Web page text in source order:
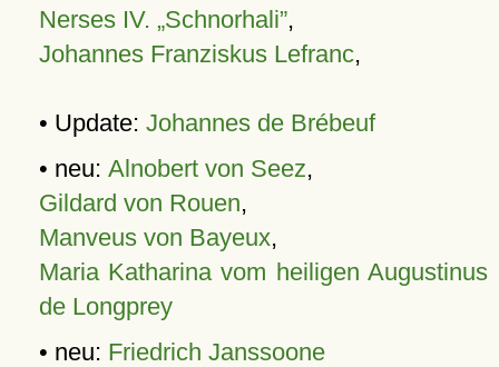
Nerses IV. „Schnorhali”,
Johannes Franziskus Lefranc,
• Update: Johannes de Brébeuf
• neu: Alnobert von Seez,
Gildard von Rouen,
Manveus von Bayeux,
Maria Katharina vom heiligen Augustinus
de Longprey
• neu: Friedrich Janssoone